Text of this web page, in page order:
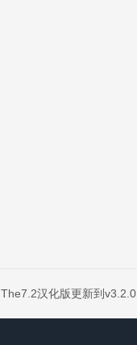
The7.2汉化版更新到v3.2.0